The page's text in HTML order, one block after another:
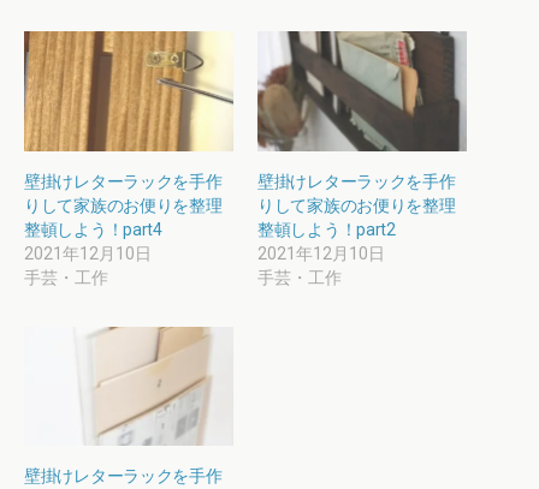
壁掛けレターラックを手作
りして家族のお便りを整理
整頓しよう！part4
2021年12月10日
手芸・工作
壁掛けレターラックを手作
りして家族のお便りを整理
整頓しよう！part2
2021年12月10日
手芸・工作
壁掛けレターラックを手作